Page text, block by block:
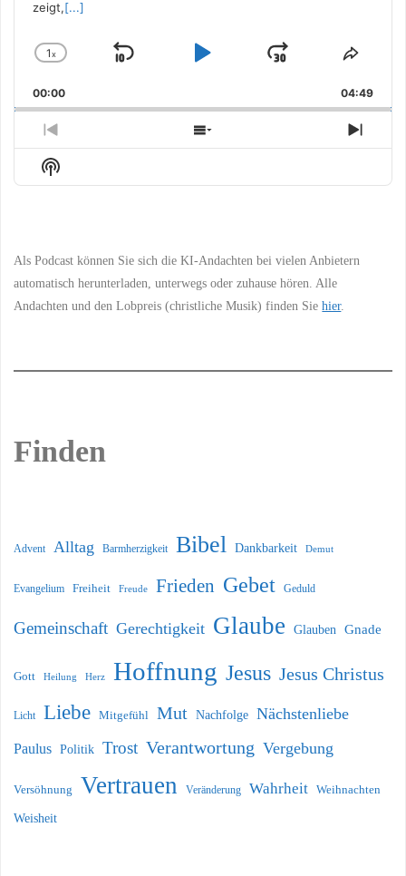
zeigt,[...]
Change
Rate
1x
Skip
Play
Jump
Forward
Share
00:00 04:49
Previous
Episode
Show
Episodes
Next
Show
Podcast
Als Podcast können Sie sich die KI-Andachten bei vielen Anbietern
automatisch herunterladen, unterwegs oder zuhause hören. Alle
Andachten und den Lobpreis (christliche Musik) finden Siehier.
Finden
Advent Alltag Barmherzigkeit Bibel Dankbarkeit Demut
Evangelium Freiheit Freude Frieden Gebet Geduld
Gemeinschaft Gerechtigkeit Glaube Glauben Gnade
Gott Heilung Herz Hoffnung Jesus Jesus Christus
Licht Liebe Mitgefühl Mut Nachfolge Nächstenliebe
Paulus Politik Trost Verantwortung Vergebung
Versöhnung Vertrauen Veränderung Wahrheit Weihnachten
Weisheit